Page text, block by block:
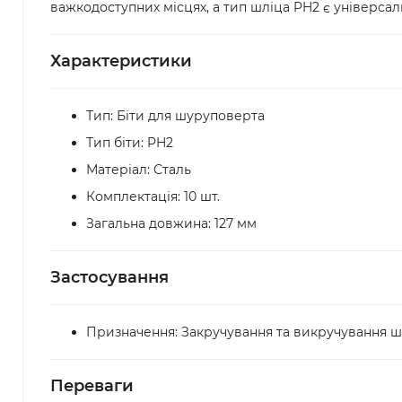
важкодоступних місцях, а тип шліца PH2 є
Характеристики
Тип: Біти для шуруповерта
Тип біти: PH2
Матеріал: Сталь
Комплектація: 10 шт.
Загальна довжина: 127 мм
Застосування
Призначення: Закручування та викручування
Переваги